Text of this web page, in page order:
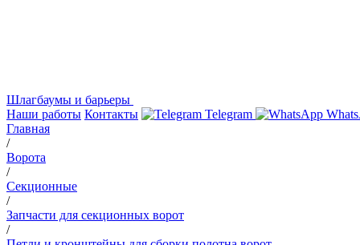
Шлагбаумы и барьеры
Наши работы Контакты Telegram
Главная
/
Ворота
/
Секционные
/
Запчасти для секционных ворот
/